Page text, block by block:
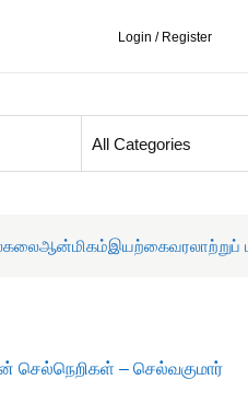
Login / Register
கலைஆன்மிகம்இயற்கைவரலாற்றுப்
செல்நெறிகள் – செல்வகுமார்